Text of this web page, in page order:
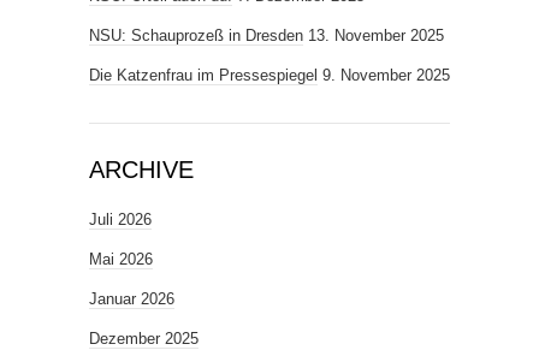
NSU: Schauprozeß in Dresden 13. November 2025
Die Katzenfrau im Pressespiegel 9. November 2025
ARCHIVE
Juli 2026
Mai 2026
Januar 2026
Dezember 2025